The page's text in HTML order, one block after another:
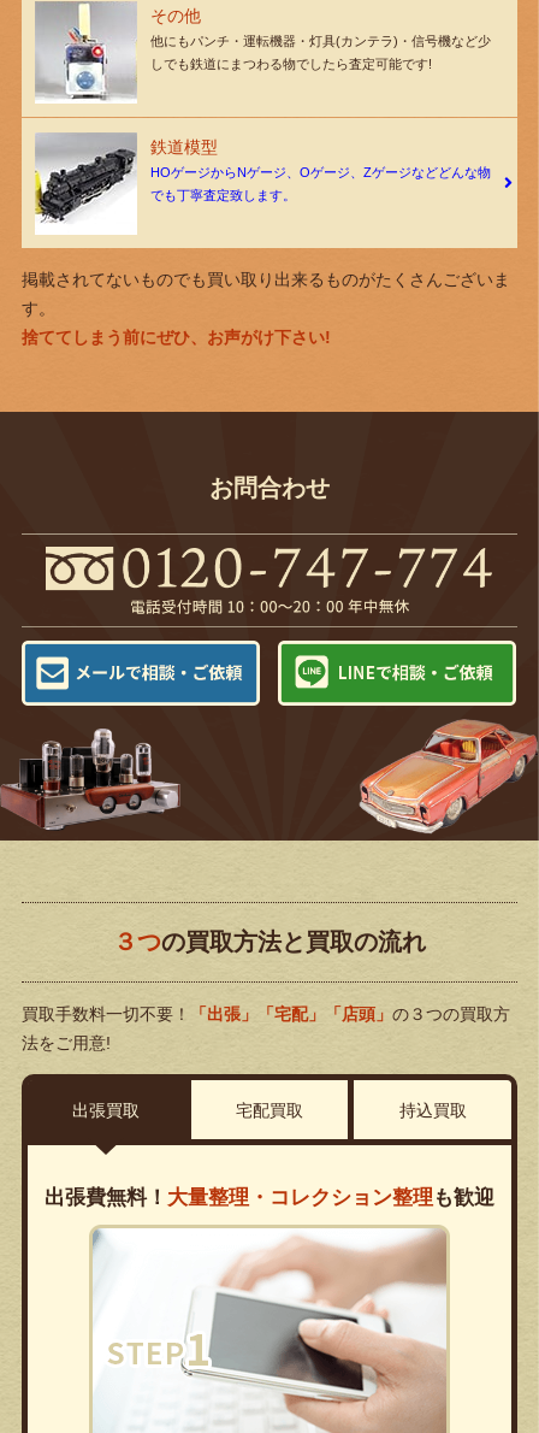
その他
他にもパンチ・運転機器・灯具(カンテラ)・信号機など少
しでも鉄道にまつわる物でしたら査定可能です!
鉄道模型
HOゲージからNゲージ、Oゲージ、Zゲージなどどんな物
でも丁寧査定致します。
掲載されてないものでも買い取り出来るものがたくさんございま
す。
捨ててしまう前にぜひ、お声がけ下さい!
お問合わせ
３つの買取方法と買取の流れ
買取手数料一切不要！ 「出張」「宅配」「店頭」 の３つの買取方
法をご用意!
出張買取 宅配買取 持込買取
出張費無料！ 大量整理・コレクション整理 も歓迎